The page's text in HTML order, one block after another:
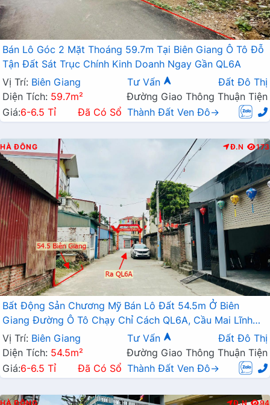
Bán Lô Góc 2 Mặt Thoáng 59.7m Tại Biên Giang Ô Tô Đỗ
Tận Đất Sát Trục Chính Kinh Doanh Ngay Gần QL6A
Vị Trí: Biên Giang Tư Vấn
Đất Đô Thị
Diện Tích: 59.7m²
Đường Giao Thông Thuận Tiện
Giá:6-6.5 Tỉ Đã Có Sổ Thành Đất Ven Đô→
HÀ ĐÔNG Đ.N 173
Bất Động Sản Chương Mỹ Bán Lô Đất 54.5m Ở Biên
Giang Đường Ô Tô Chạy Chỉ Cách QL6A, Cầu Mai Lĩnh
Vài Trăm Mét
Vị Trí: Biên Giang Tư Vấn
Đất Đô Thị
Diện Tích: 54.5m²
Đường Giao Thông Thuận Tiện
Giá:6-6.5 Tỉ Đã Có Sổ Thành Đất Ven Đô→
HÀ ĐÔNG Đ.N 94